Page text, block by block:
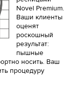
Novel Premium.
Ваши клиенты
оценят
роскошный
результат:
пышные
носить. Ваш
процедуру